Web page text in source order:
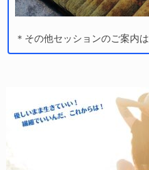
＊その他セッションのご案内は